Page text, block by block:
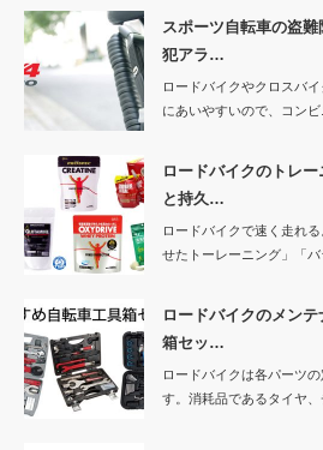
スポーツ自転車の盗
犯アラ…
ロードバイクやクロスバ
にあいやすいので、コンビ
ロードバイクのトレ
と持久…
ロードバイクで速く走れ
せたトーレーニング」「バ
ロードバイクのメン
箱セッ…
ロードバイクは各パーツ
す。消耗品であるタイヤ、